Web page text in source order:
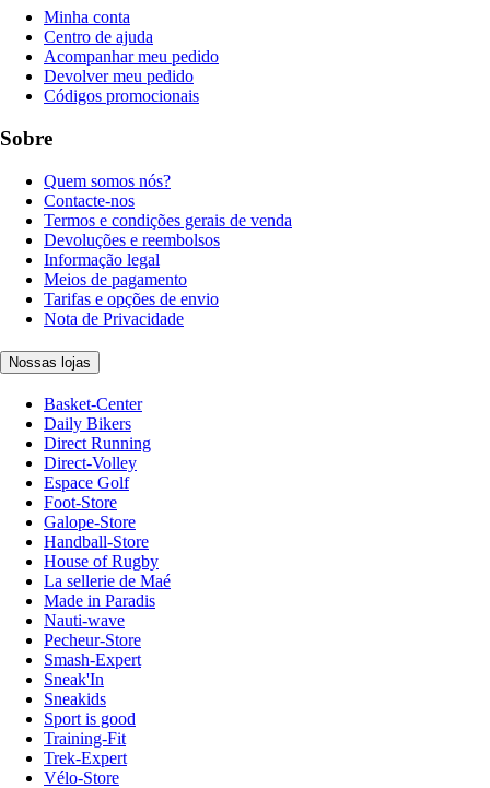
Minha conta
Centro de ajuda
Acompanhar meu pedido
Devolver meu pedido
Códigos promocionais
Sobre
Quem somos nós?
Contacte-nos
Termos e condições gerais de venda
Devoluções e reembolsos
Informação legal
Meios de pagamento
Tarifas e opções de envio
Nota de Privacidade
Nossas lojas
Basket-Center
Daily Bikers
Direct Running
Direct-Volley
Espace Golf
Foot-Store
Galope-Store
Handball-Store
House of Rugby
La sellerie de Maé
Made in Paradis
Nauti-wave
Pecheur-Store
Smash-Expert
Sneak'In
Sneakids
Sport is good
Training-Fit
Trek-Expert
Vélo-Store